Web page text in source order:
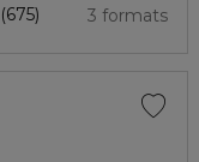
3 formats
675